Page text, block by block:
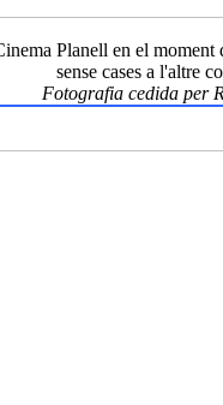
Planell en el moment
sense cases a l'altre
Fotografia cedida per